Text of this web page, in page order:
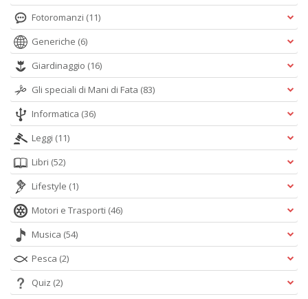
Fotoromanzi (11)
Generiche (6)
Giardinaggio (16)
Gli speciali di Mani di Fata (83)
Informatica (36)
Leggi (11)
Libri (52)
Lifestyle (1)
Motori e Trasporti (46)
Musica (54)
Pesca (2)
Quiz (2)